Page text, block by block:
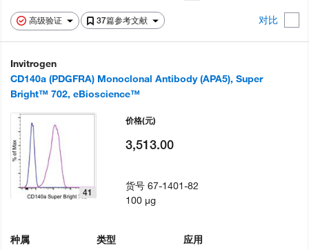
高级验证 37篇参考文献 对比
Invitrogen
CD140a (PDGFRA) Monoclonal Antibody (APA5), Super
Bright™ 702, eBioscience™
41
种属
类型
应用
价格(元)
3,513.00
货号67-1401-82
100 µg